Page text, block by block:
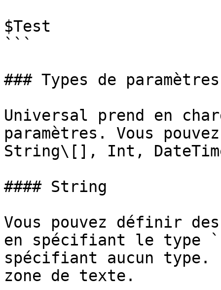
$Test
```
### Types de paramètres
Universal prend en
paramètres. Vous
String\[], Int,
#### String
Vous pouvez définir
en spécifiant le type
spécifiant aucun type.
zone de texte.